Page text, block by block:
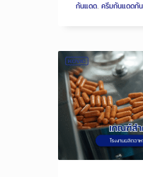
กันแดด, ครีมกันแดดกั